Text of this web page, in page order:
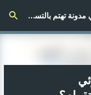
الرئيسي تسويق إلكتروني وإعلام اجتماعي مدونة تهتم بالتسويق الرقمي